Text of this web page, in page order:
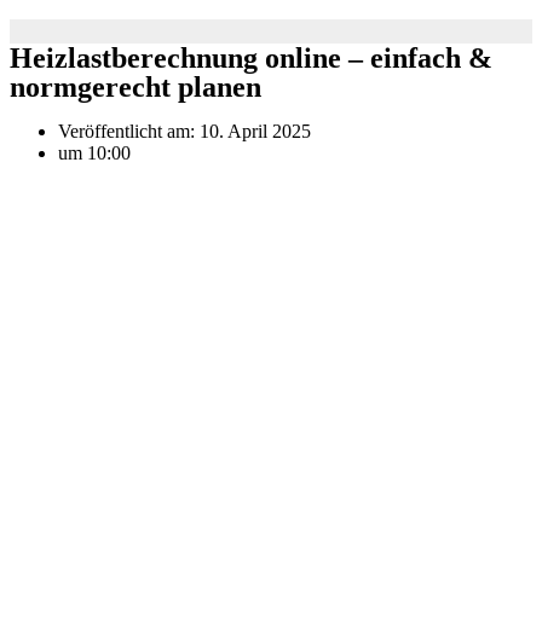
Heizlastberechnung online – einfach &
normgerecht planen
Veröffentlicht am: 10. April 2025
um 10:00